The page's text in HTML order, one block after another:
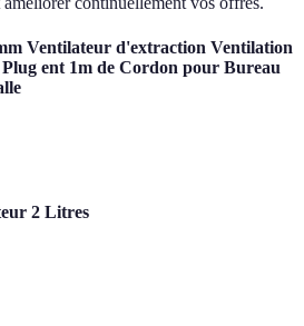
Ventilateur d'extraction Ventilation
ent 1m de Cordon pour Bureau
2 Litres